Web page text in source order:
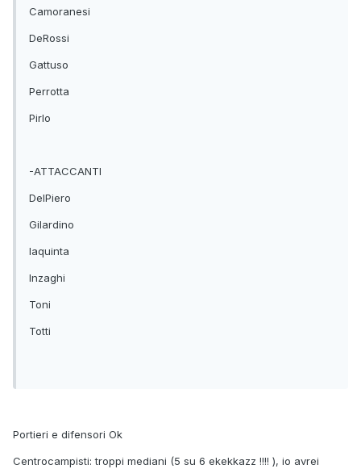
Camoranesi
DeRossi
Gattuso
Perrotta
Pirlo
-ATTACCANTI
DelPiero
Gilardino
Iaquinta
Inzaghi
Toni
Totti
Portieri e difensori Ok
Centrocampisti: troppi mediani (5 su 6 ekekkazz !!!! ), io avrei